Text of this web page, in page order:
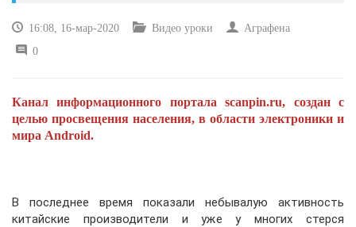
РЕМОНТ И СОВЕТЫ
УЧЕБНИК CSS
16:08, 16-мар-2020 Видео уроки
Аграфена
0
Канал информационного портала scanpin.ru, создан с
целью просвещения населения, в области электроники и
мира Android.
В последнее время показали небывалую активность
китайские производители и уже у многих стерся